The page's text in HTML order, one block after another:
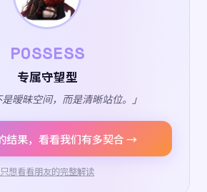
POSSESS
专属守望型
是暧昧空间，而是清晰站位。」
结果，看看我们有多契合 →
只想看看朋友的完整解读